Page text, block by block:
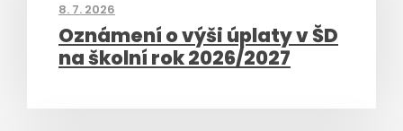
8. 7. 2026
Oznámení o výši úplaty v ŠD
na školní rok 2026/2027